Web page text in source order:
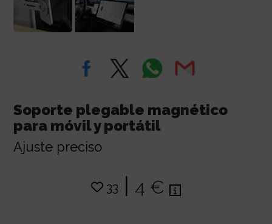
Soporte plegable magnético
para móvil y portátil
Ajuste preciso
33 | 4 €